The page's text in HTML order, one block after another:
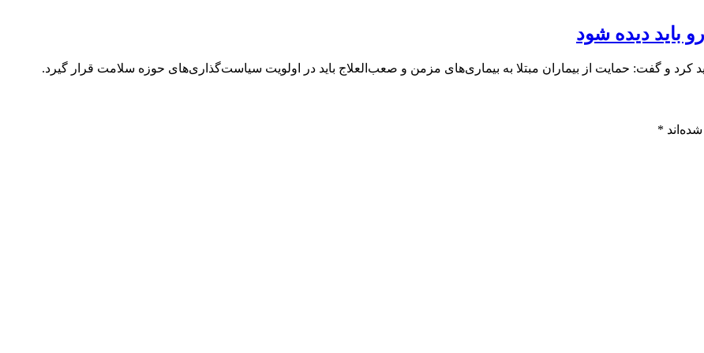
باید دیده شود
و گفت: حمایت از بیماران مبتلا به بیماری‌های مزمن و صعب‌العلاج باید در اولویت سیاست‌گذاری‌های حوزه سلامت قرار گیرد.
*